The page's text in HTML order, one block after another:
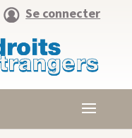
Se connecter